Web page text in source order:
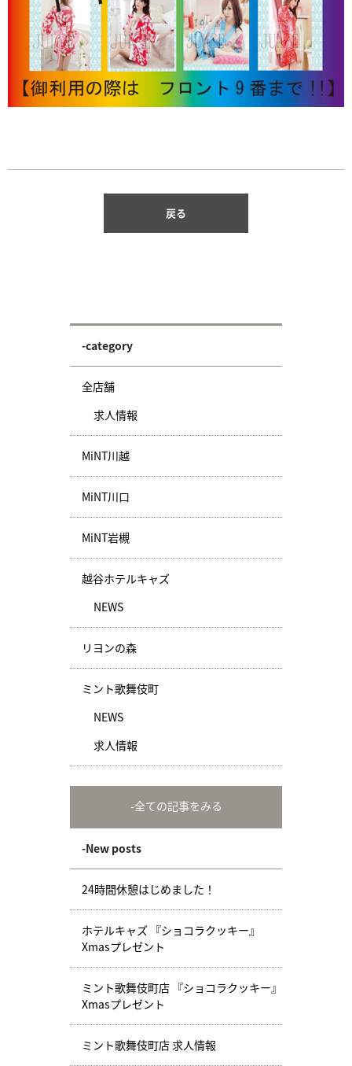
戻る
-category
全店舗
求人情報
MiNT川越
MiNT川口
MiNT岩槻
越谷ホテルキャズ
NEWS
リヨンの森
ミント歌舞伎町
NEWS
求人情報
-全ての記事をみる
-New posts
24時間休憩はじめました！
ホテルキャズ 『ショコラクッキー』
Xmasプレゼント
ミント歌舞伎町店 『ショコラクッキー』
Xmasプレゼント
ミント歌舞伎町店 求人情報